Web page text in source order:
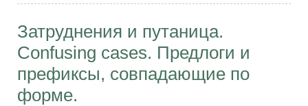
Затруднения и путаница.
Confusing cases. Предлоги и
префиксы, совпадающие по
форме.